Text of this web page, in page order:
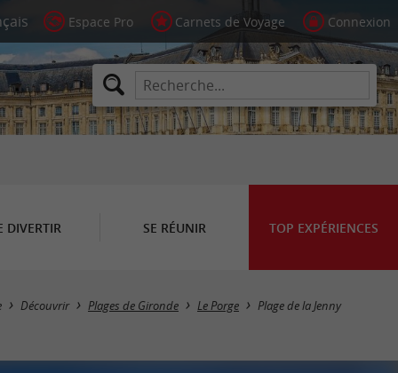
Espace Pro Carnets de Voyage Connexion
DIVERTIR SE RÉUNIR TOP EXPÉRIENCES
Découvrir Plages de Gironde Le Porge Plage de la Jenny